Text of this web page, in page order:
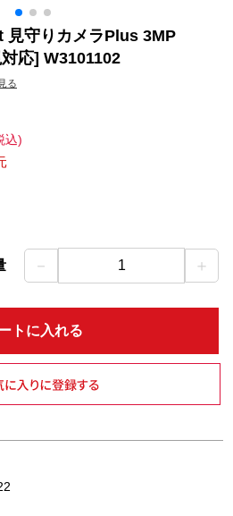
守りカメラPlus 3MP
応] W3101102
る
込)
－ 1 ＋
トに入れる